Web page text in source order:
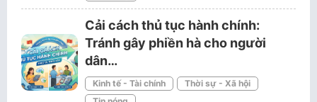
Cải cách thủ tục hành chính:
Tránh gây phiền hà cho người
dân…
Kinh tế - Tài chính
Thời sự - Xã hội